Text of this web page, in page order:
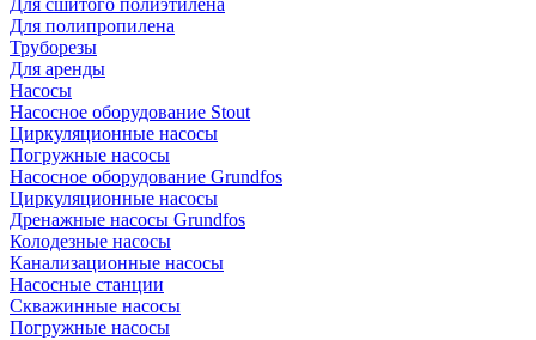
Для сшитого полиэтилена
Для полипропилена
Труборезы
Для аренды
Насосы
Насосное оборудование Stout
Циркуляционные насосы
Погружные насосы
Насосное оборудование Grundfos
Циркуляционные насосы
Дренажные насосы Grundfos
Колодезные насосы
Канализационные насосы
Насосные станции
Скважинные насосы
Погружные насосы